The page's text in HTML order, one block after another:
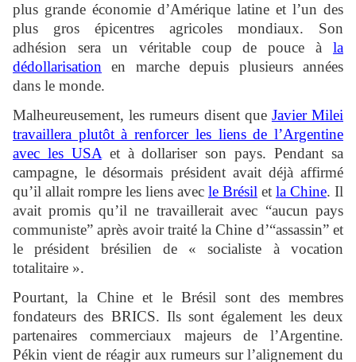
plus grande économie d’Amérique latine et l’un des
plus gros épicentres agricoles mondiaux. Son
adhésion sera un véritable coup de pouce à la
dédollarisation en marche depuis plusieurs années
dans le monde.
Malheureusement, les rumeurs disent que Javier Milei
travaillera plutôt à renforcer les liens de l’Argentine
avec les USA et à dollariser son pays. Pendant sa
campagne, le désormais président avait déjà affirmé
qu’il allait rompre les liens avec le Brésil et la Chine. Il
avait promis qu’il ne travaillerait avec “aucun pays
communiste” après avoir traité la Chine d’“assassin” et
le président brésilien de « socialiste à vocation
totalitaire ».
Pourtant, la Chine et le Brésil sont des membres
fondateurs des BRICS. Ils sont également les deux
partenaires commerciaux majeurs de l’Argentine.
Pékin vient de réagir aux rumeurs sur l’alignement du